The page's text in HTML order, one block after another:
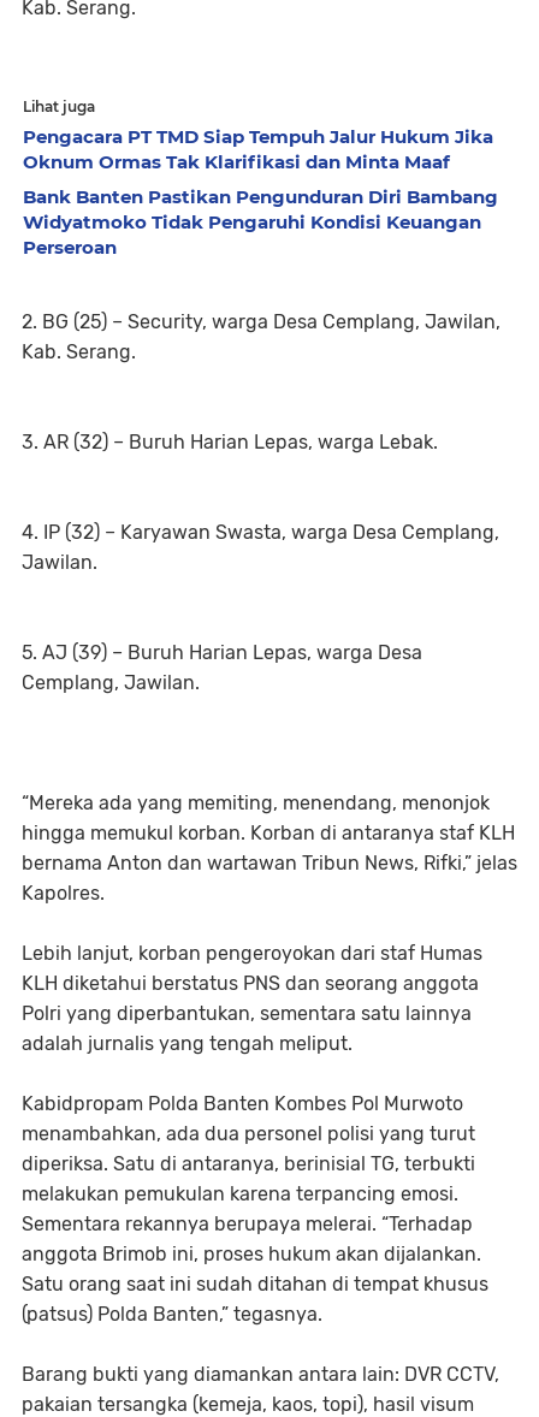
Kab. Serang.
Lihat juga
Pengacara PT TMD Siap Tempuh Jalur Hukum Jika
Oknum Ormas Tak Klarifikasi dan Minta Maaf
Bank Banten Pastikan Pengunduran Diri Bambang
Widyatmoko Tidak Pengaruhi Kondisi Keuangan
Perseroan
2. BG (25) – Security, warga Desa Cemplang, Jawilan,
Kab. Serang.
3. AR (32) – Buruh Harian Lepas, warga Lebak.
4. IP (32) – Karyawan Swasta, warga Desa Cemplang,
Jawilan.
5. AJ (39) – Buruh Harian Lepas, warga Desa
Cemplang, Jawilan.
“Mereka ada yang memiting, menendang, menonjok
hingga memukul korban. Korban di antaranya staf KLH
bernama Anton dan wartawan Tribun News, Rifki,” jelas
Kapolres.
Lebih lanjut, korban pengeroyokan dari staf Humas
KLH diketahui berstatus PNS dan seorang anggota
Polri yang diperbantukan, sementara satu lainnya
adalah jurnalis yang tengah meliput.
Kabidpropam Polda Banten Kombes Pol Murwoto
menambahkan, ada dua personel polisi yang turut
diperiksa. Satu di antaranya, berinisial TG, terbukti
melakukan pemukulan karena terpancing emosi.
Sementara rekannya berupaya melerai. “Terhadap
anggota Brimob ini, proses hukum akan dijalankan.
Satu orang saat ini sudah ditahan di tempat khusus
(patsus) Polda Banten,” tegasnya.
Barang bukti yang diamankan antara lain: DVR CCTV,
pakaian tersangka (kemeja, kaos, topi), hasil visum